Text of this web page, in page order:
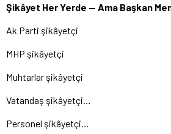
Şikâyet Her Yerde — Ama Başkan
Ak Parti şikâyetçi
MHP şikâyetçi
Muhtarlar şikâyetçi
Vatandaş şikâyetçi…
Personel şikâyetçi…